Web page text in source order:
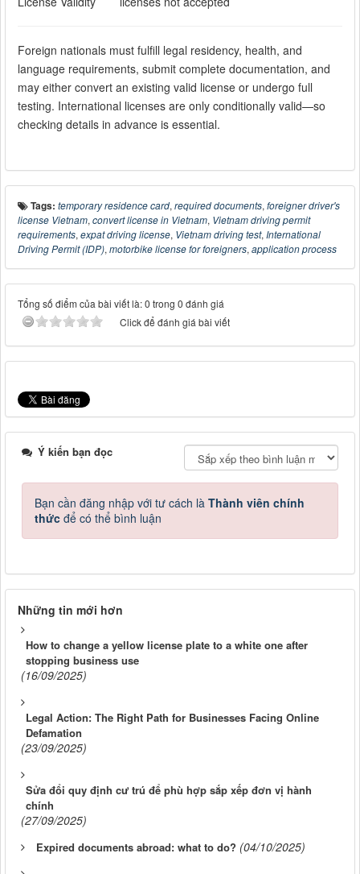
Foreign nationals must fulfill legal residency, health, and
language requirements, submit complete documentation, and
may either convert an existing valid license or undergo full
testing. International licenses are only conditionally valid—so
checking details in advance is essential.
Tags: temporary residence card, required documents, foreigner driver's
license Vietnam, convert license in Vietnam, Vietnam driving permit
requirements, expat driving license, Vietnam driving test, International
Driving Permit (IDP), motorbike license for foreigners, application process
Tổng số điểm của bài viết là: 0 trong 0 đánh giá
Click để đánh giá bài viết
Ý kiến bạn đọc
Bạn cần đăng nhập với tư cách là Thành viên chính
thức để có thể bình luận
Những tin mới hơn
How to change a yellow license plate to a white one after
stopping business use
(16/09/2025)
Legal Action: The Right Path for Businesses Facing Online
Defamation
(23/09/2025)
Sửa đổi quy định cư trú để phù hợp sắp xếp đơn vị hành
chính
(27/09/2025)
Expired documents abroad: what to do? (04/10/2025)